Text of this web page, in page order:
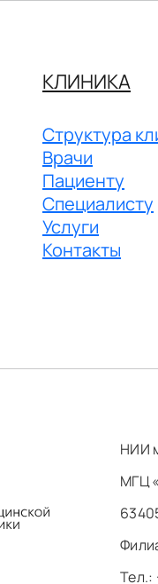
КЛИНИКА
Структура
Врачи
Пациенту
Специалисту
Услуги
Контакты
НИИ
МГЦ
Тел.: